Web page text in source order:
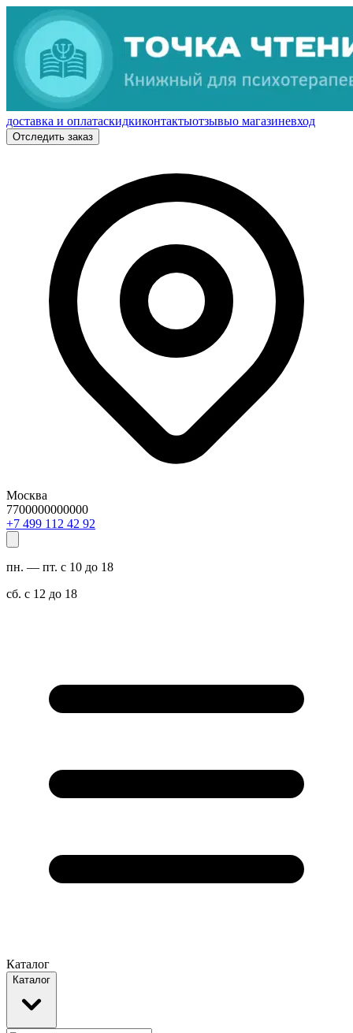
доставка и оплатаскидкиконтактыотзывыо магазиневход
Отследить заказ
Москва
7700000000000
29 24 211 994 7+
пн. — пт. с 10 до 18
сб. с 12 до 18
Каталог
Каталог